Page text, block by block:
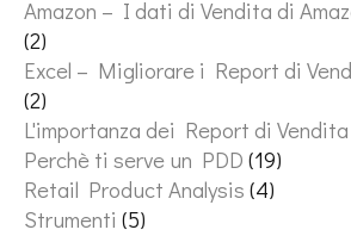
Amazon – I dati di Vendita di
(2)
Excel – Migliorare i Report di
(2)
L'importanza dei Report di Vendita
Perchè ti serve un PDD (19)
Retail Product Analysis (4)
Strumenti (5)